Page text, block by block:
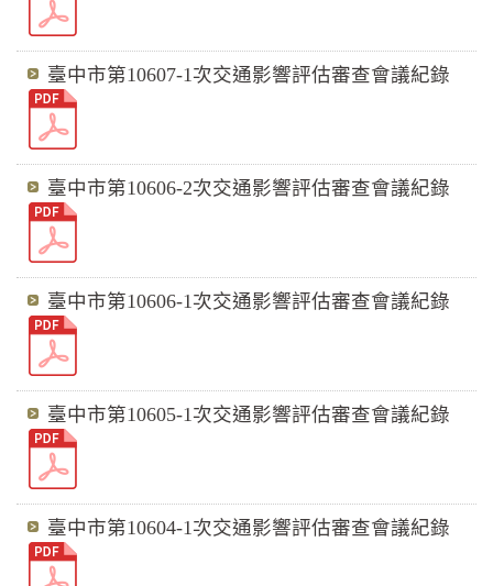
臺中市第10607-1次交通影響評估審查會議紀錄
臺中市第10606-2次交通影響評估審查會議紀錄
臺中市第10606-1次交通影響評估審查會議紀錄
臺中市第10605-1次交通影響評估審查會議紀錄
臺中市第10604-1次交通影響評估審查會議紀錄